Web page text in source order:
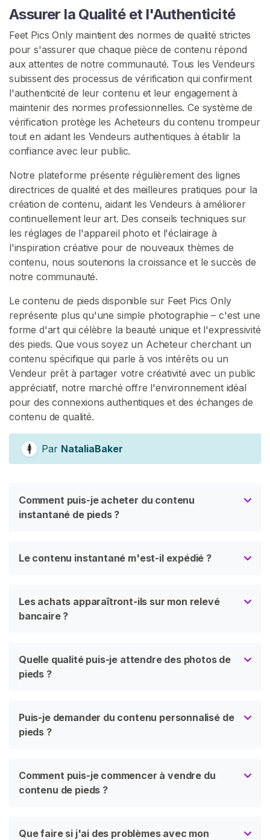
Assurer la Qualité et l'Authenticité
Feet Pics Only maintient des normes de qualité strictes
pour s'assurer que chaque pièce de contenu répond
aux attentes de notre communauté. Tous les Vendeurs
subissent des processus de vérification qui confirment
l'authenticité de leur contenu et leur engagement à
maintenir des normes professionnelles. Ce système de
vérification protège les Acheteurs du contenu trompeur
tout en aidant les Vendeurs authentiques à établir la
confiance avec leur public.
Notre plateforme présente régulièrement des lignes
directrices de qualité et des meilleures pratiques pour la
création de contenu, aidant les Vendeurs à améliorer
continuellement leur art. Des conseils techniques sur
les réglages de l'appareil photo et l'éclairage à
l'inspiration créative pour de nouveaux thèmes de
contenu, nous soutenons la croissance et le succès de
notre communauté.
Le contenu de pieds disponible sur Feet Pics Only
représente plus qu'une simple photographie – c'est une
forme d'art qui célèbre la beauté unique et l'expressivité
des pieds. Que vous soyez un Acheteur cherchant un
contenu spécifique qui parle à vos intérêts ou un
Vendeur prêt à partager votre créativité avec un public
appréciatif, notre marché offre l'environnement idéal
pour des connexions authentiques et des échanges de
contenu de qualité.
Par NataliaBaker
Comment puis-je acheter du contenu
instantané de pieds ?
Le contenu instantané m'est-il expédié ?
Les achats apparaîtront-ils sur mon relevé
bancaire ?
Quelle qualité puis-je attendre des photos de
pieds ?
Puis-je demander du contenu personnalisé de
pieds ?
Comment puis-je commencer à vendre du
contenu de pieds ?
Que faire si j'ai des problèmes avec mon